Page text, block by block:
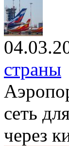
страны
сеть
через